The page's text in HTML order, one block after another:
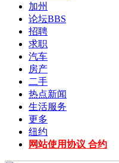
加州
论坛BBS
招聘
求职
汽车
房产
二手
热点新闻
生活服务
更多
纽约
网站使用协议 合约